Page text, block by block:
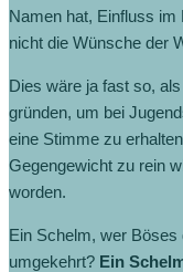
Namen hat, Einfluss
nicht die Wünsche der
Dies wäre ja fast so,
gründen, um bei
eine Stimme zu
Gegengewicht zu rein
worden.
Ein Schelm, wer
umgekehrt? Ein